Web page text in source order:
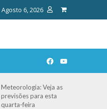
Agosto 6, 2026
Meteorologia: Veja as
previsões para esta
quarta-feira